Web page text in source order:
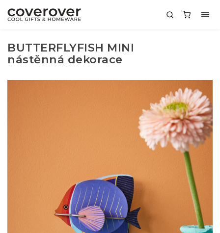
BUTTERFLYFISH MINI
nástěnná dekorace